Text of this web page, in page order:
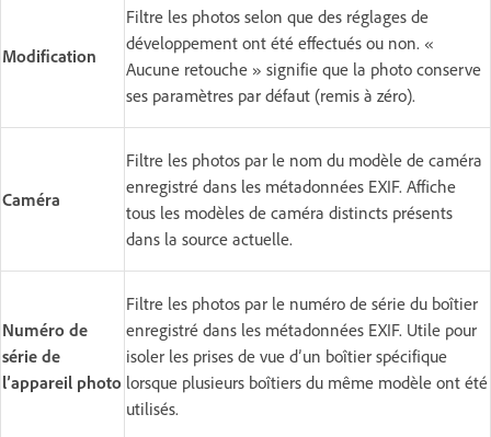
Modification
Filtre les photos selon que des réglages de
développement ont été effectués ou non. «
Aucune retouche » signifie que la photo conserve
ses paramètres par défaut (remis à zéro).
Caméra
Filtre les photos par le nom du modèle de caméra
enregistré dans les métadonnées EXIF. Affiche
tous les modèles de caméra distincts présents
dans la source actuelle.
Numéro de
série de
l’appareil photo
Filtre les photos par le numéro de série du boîtier
enregistré dans les métadonnées EXIF. Utile pour
isoler les prises de vue d’un boîtier spécifique
lorsque plusieurs boîtiers du même modèle ont été
utilisés.